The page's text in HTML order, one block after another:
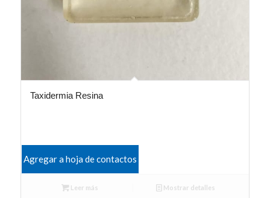
Taxidermia Resina
Agregar a hoja de contactos
Leer más Mostrar detalles